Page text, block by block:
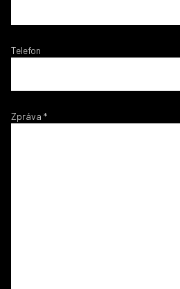
Telefon
Zpráva *